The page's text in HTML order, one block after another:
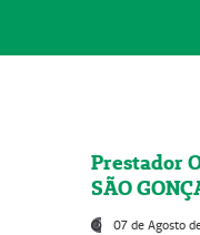
Prestador
SÃO
07 de Agosto